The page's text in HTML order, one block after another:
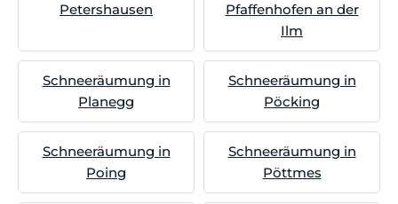
Petershausen
Pfaffenhofen an der
Ilm
Schneeräumung in
Planegg
Schneeräumung in
Pöcking
Schneeräumung in
Poing
Schneeräumung in
Pöttmes